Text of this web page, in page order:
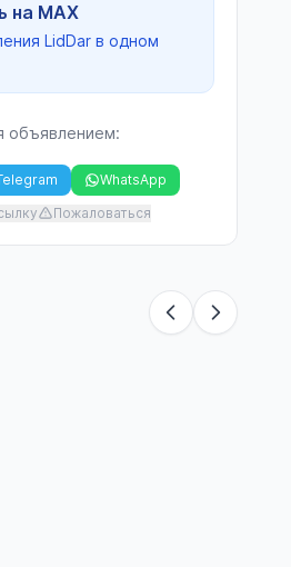
на MAX
LidDar в одном
объявлением:
WhatsApp
Пожаловаться